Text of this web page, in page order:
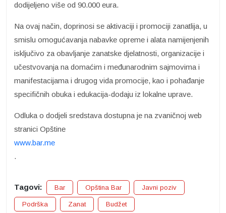
dodijeljeno više od 90.000 eura.
Na ovaj način, doprinosi se aktivaciji i promociji zanatlija, u
smislu omogućavanja nabavke opreme i alata namijenjenih
isključivo za obavljanje zanatske djelatnosti, organizacije i
učestvovanja na domaćim i međunarodnim sajmovima i
manifestacijama i drugog vida promocije, kao i pohađanje
specifičnih obuka i edukacija-dodaju iz lokalne uprave.
Odluka o dodjeli sredstava dostupna je na zvaničnoj web
stranici Opštine
www.bar.me
.
Tagovi: Bar Opština Bar Javni poziv
Podrška Zanat Budžet